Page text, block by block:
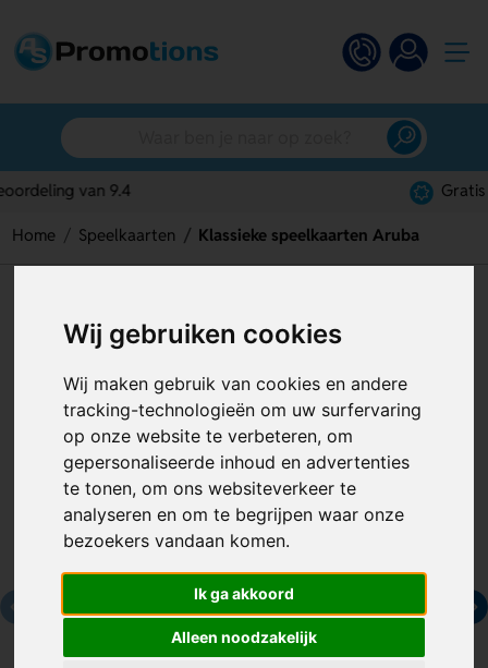
Wij gebruiken cookies
Wij maken gebruik van cookies en andere
tracking-technologieën om uw surfervaring
op onze website te verbeteren, om
gepersonaliseerde inhoud en advertenties
te tonen, om ons websiteverkeer te
analyseren en om te begrijpen waar onze
bezoekers vandaan komen.
Ik ga akkoord
Alleen noodzakelijk
Home Speelkaarten Klassieke speelkaarten Aruba
Artikelnummer:120873